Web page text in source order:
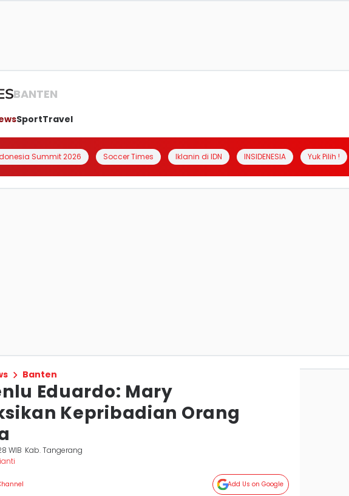
BANTEN
SportTravel
Summit 2026 Soccer Times Iklanin di IDN INSIDENESIA Yuk Pilih !
Banten
Eduardo: Mary
Kepribadian Orang
WIB Kab. Tangerang
Add Us on Google